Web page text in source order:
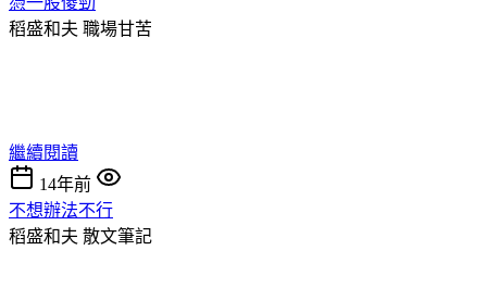
稻盛和夫 職場甘苦
繼續閱讀
14年前
不想辦法不行
稻盛和夫 散文筆記